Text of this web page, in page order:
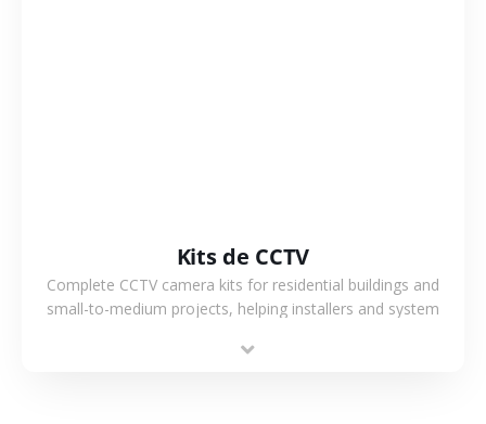
Kits de CCTV
Complete CCTV camera kits for residential buildings and
small-to-medium projects, helping installers and system